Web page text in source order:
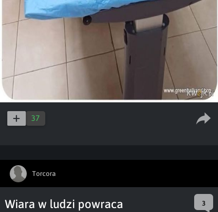
37
Torcora
Wiara w ludzi powraca 3